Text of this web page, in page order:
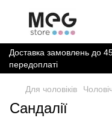
Доставка замовлень до
передоплаті
Для чоловіків
Сандалії